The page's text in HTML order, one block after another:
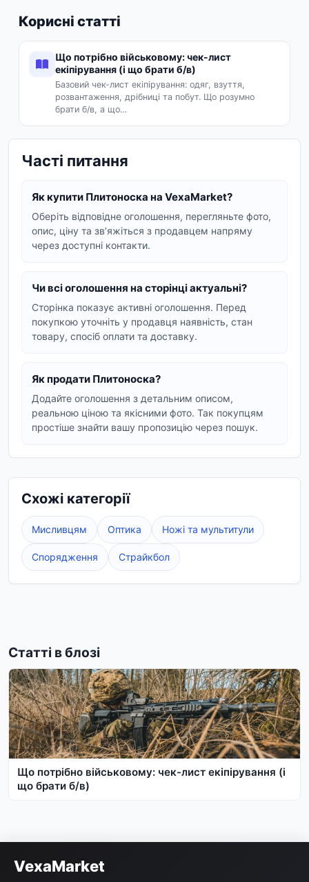
комплекті з плитами. Ви можете знайти
плитоноски від відомих брендів, таких як 5.11,
Балістика, ТЕМП3000, а також варіанти з різним
класом захисту плит (від 4+ до 6 класу) та
матеріалами виготовлення. Порівнюйте ціни,
характеристики та стан товару, щоб зробити
оптимальний вибір. Оголошення включають
інформацію про комплектацію (з плитами або
без), розміри, матеріали та стан товару.
необхідного спорядження.
Корисні статті
Що потрібно військовому: чек-лист
екіпірування (і що брати б/в)
Базовий чек-лист екіпірування: одяг, взуття,
розвантаження, дрібниці та побут. Що розумно
брати б/в, а що…
Часті питання
Як купити Плитоноска на VexaMarket?
Оберіть відповідне оголошення, перегляньте фото,
опис, ціну та звʼяжіться з продавцем напряму
через доступні контакти.
Чи всі оголошення на сторінці актуальні?
Сторінка показує активні оголошення. Перед
покупкою уточніть у продавця наявність, стан
товару, спосіб оплати та доставку.
Як продати Плитоноска?
Додайте оголошення з детальним описом,
реальною ціною та якісними фото. Так покупцям
простіше знайти вашу пропозицію через пошук.
Схожі категорії
Мисливцям Оптика Ножі та мультитули
Спорядження Страйкбол
Статті в блозі
Що потрібно військовому: чек-лист екіпірування (і
що брати б/в)
VexaMarket